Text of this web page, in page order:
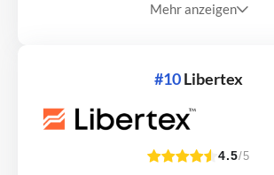
Mehr anzeigen
#10Libertex
4.5/5